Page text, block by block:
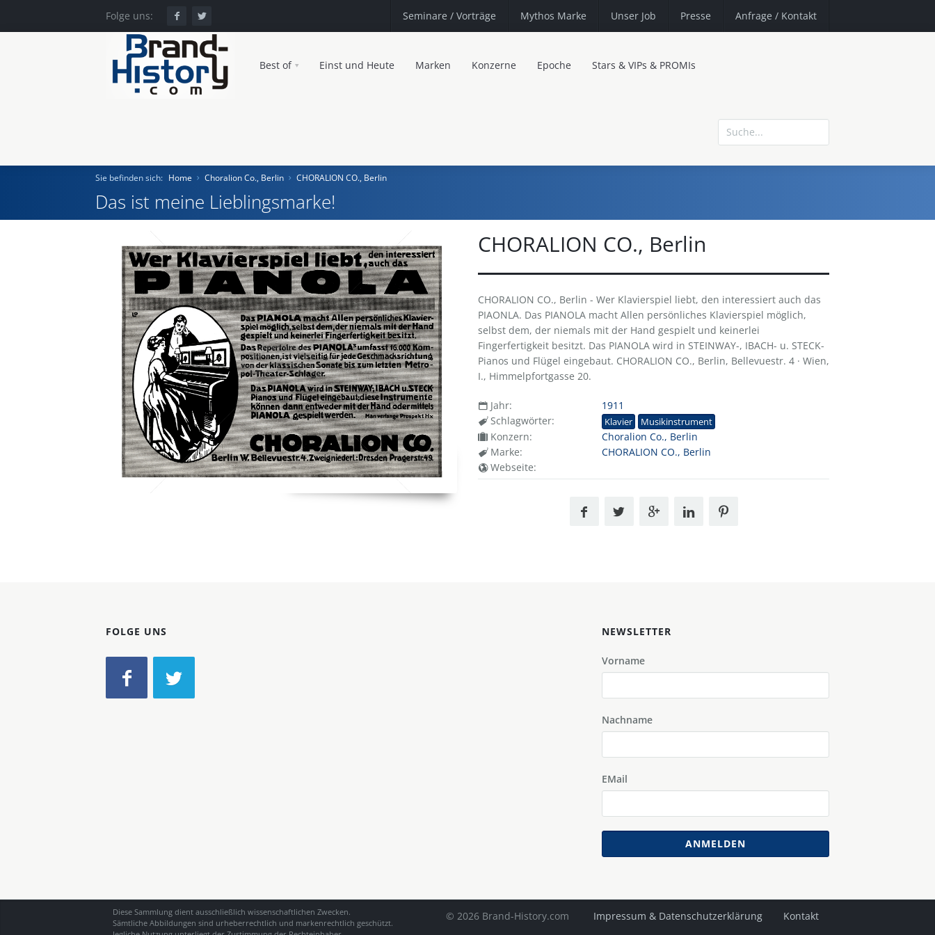
Folge uns: Seminare / Vorträge Mythos Marke Unser Job Presse Anfrage / Kontakt
Best of Einst und Heute Marken Konzerne Epoche Stars & VIPs & PROMIs
Einst und Heute
Marken
Konzerne
Epoche
Sie befinden sich: Home Choralion Co., Berlin CHORALION CO., Berlin
Das ist meine Lieblingsmarke!
CHORALION CO., Berlin
CHORALION CO., Berlin - Wer Klavierspiel liebt, den interessiert auch das
PIAONLA. Das PIANOLA macht Allen persönliches Klavierspiel möglich,
selbst dem, der niemals mit der Hand gespielt und keinerlei
Fingerfertigkeit besitzt. Das PIANOLA wird in STEINWAY-, IBACH- u. STECK-
Pianos und Flügel eingebaut. CHORALION CO., Berlin, Bellevuestr. 4 · Wien,
I., Himmelpfortgasse 20.
Jahr:
1911
Schlagwörter:
Klavier Musikinstrument
Konzern:
Choralion Co., Berlin
Marke:
CHORALION CO., Berlin
Webseite:
FOLGE UNS NEWSLETTER
Vorname
Nachname
EMail
ANMELDEN
Impressum & Datenschutzerklärung Kontakt
© 2026 Brand-History.com
Diese Sammlung dient ausschließlich wissenschaftlichen Zwecken.
Sämtliche Abbildungen sind urheberrechtlich und markenrechtlich geschützt.